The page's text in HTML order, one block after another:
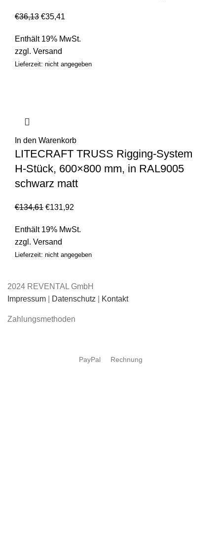
€36,13 €35,41
Enthält 19% MwSt.
zzgl. Versand
Lieferzeit: nicht angegeben
In den Warenkorb
LITECRAFT TRUSS Rigging-System
H-Stück, 600×800 mm, in RAL9005
schwarz matt
€134,61 €131,92
Enthält 19% MwSt.
zzgl. Versand
Lieferzeit: nicht angegeben
2024 REVENTAL GmbH
Impressum
Datenschutz Kontakt
Zahlungsmethoden
PayPal Rechnung